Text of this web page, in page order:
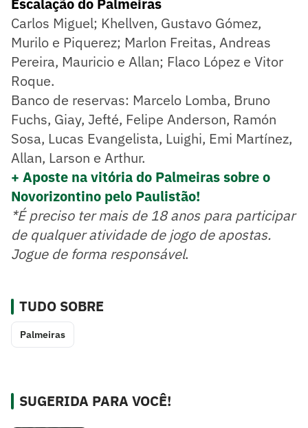
Escalação do Palmeiras
Carlos Miguel; Khellven, Gustavo Gómez,
Murilo e Piquerez; Marlon Freitas, Andreas
Pereira, Mauricio e Allan; Flaco López e Vitor
Roque.
Banco de reservas: Marcelo Lomba, Bruno
Fuchs, Giay, Jefté, Felipe Anderson, Ramón
Sosa, Lucas Evangelista, Luighi, Emi Martínez,
Allan, Larson e Arthur.
+ Aposte na vitória do Palmeiras sobre o
Novorizontino pelo Paulistão!
*É preciso ter mais de 18 anos para participar
de qualquer atividade de jogo de apostas.
Jogue de forma responsável.
TUDO SOBRE
Palmeiras
SUGERIDA PARA VOCÊ!